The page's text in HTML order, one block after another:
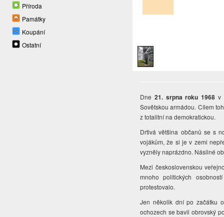
Příroda
Památky
Koupání
Ostatní
Dne 21. srpna roku 1968 v
Sovětskou armádou. Cílem
z totalitní na demokratickou.
Drtivá většina občanů se s
vojákům, že si je v zemi
vyzněly naprázdno. Násilné
Mezi československou
mnoho politických
protestovalo.
Jen několik dní po začátku
ochozech se bavil obrovský